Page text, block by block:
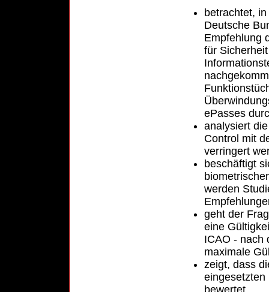
betrachtet,
Deutsche
Empfehlung
für
ePasses
analysiert
Control mit
verringert
beschäftigt
werden
geht der
eine
ICAO - nach
maximale
zeigt, dass
eingesetzten